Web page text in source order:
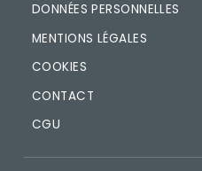
DONNÉES PERSONNELLES
MENTIONS LÉGALES
COOKIES
CONTACT
CGU